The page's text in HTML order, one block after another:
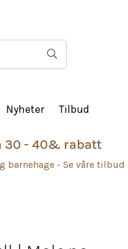
Nyheter Tilbud
30 - 40& rabatt
- Se våre tilbud